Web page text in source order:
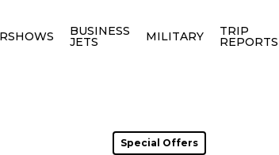
BUSINESS
JETS MILITARY TRIP
REPORTS
Special Offers